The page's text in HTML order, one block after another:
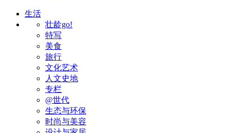
生活
壮龄go!
特写
美食
旅行
文化艺术
人文史地
专栏
@世代
生态与环保
时尚与美容